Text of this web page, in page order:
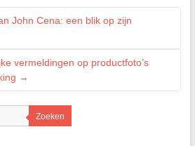
John Cena: een blik op zijn
vermeldingen op productfoto’s
→
Zoeken